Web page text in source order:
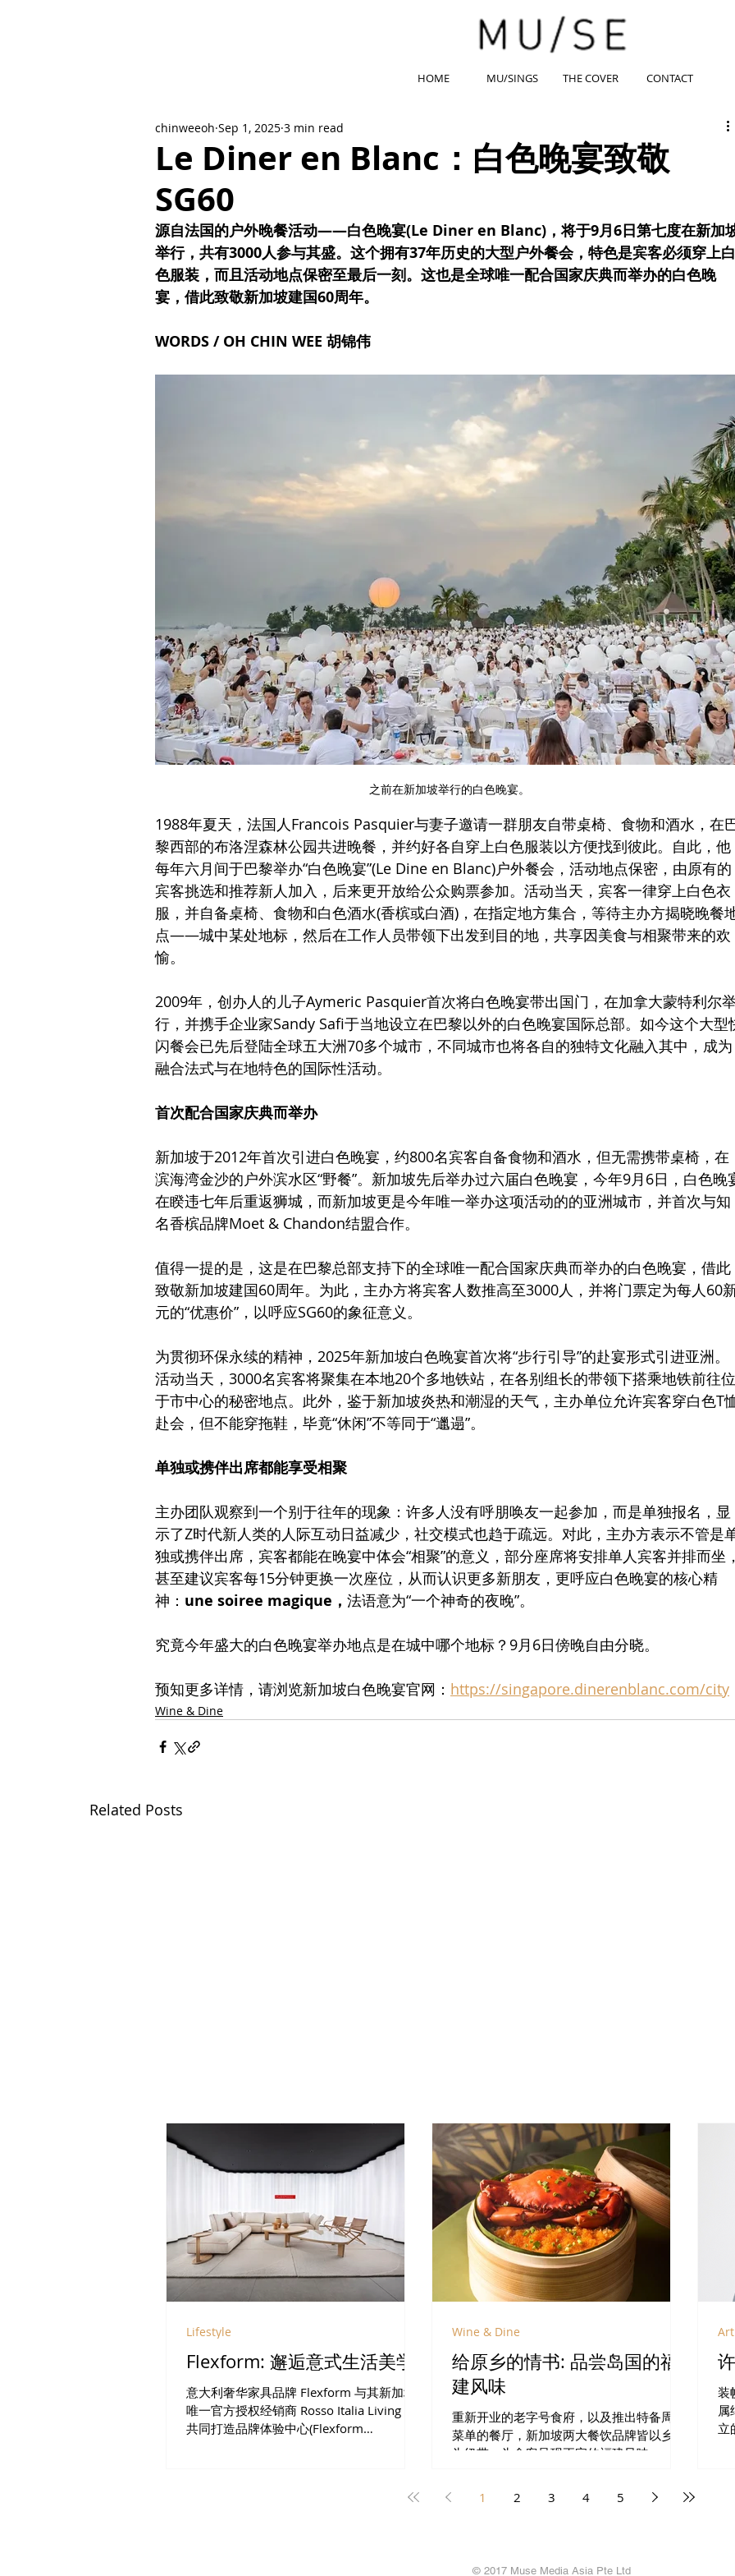
HOME MU/SINGS THE COVER CONTACT
Le Diner en Blanc：白色晚宴致敬
SG60
chinweeoh Sep 1, 2025 3 min read
源自法国的户外晚餐活动——白色晚宴(Le Diner en Blanc)，将于9月6日第七度在新加
举行，共有3000人参与其盛。这个拥有37年历史的大型户外餐会，特色是宾客必须穿上白
色服装，而且活动地点保密至最后一刻。这也是全球唯一配合国家庆典而举办的白色晚
宴，借此致敬新加坡建国60周年。
WORDS / OH CHIN WEE 胡锦伟
之前在新加坡举行的白色晚宴。
1988年夏天，法国人Francois Pasquier与妻子邀请一群朋友自带桌椅、食物和酒水，在
黎西部的布洛涅森林公园共进晚餐，并约好各自穿上白色服装以方便找到彼此。自此，他
每年六月间于巴黎举办“白色晚宴”(Le Dine en Blanc)户外餐会，活动地点保密，由原有的
宾客挑选和推荐新人加入，后来更开放给公众购票参加。活动当天，宾客一律穿上白色衣
服，并自备桌椅、食物和白色酒水(香槟或白酒)，在指定地方集合，等待主办方揭晓晚餐
点——城中某处地标，然后在工作人员带领下出发到目的地，共享因美食与相聚带来的欢
愉。
2009年，创办人的儿子Aymeric Pasquier首次将白色晚宴带出国门，在加拿大蒙特利尔
行，并携手企业家Sandy Safi于当地设立在巴黎以外的白色晚宴国际总部。如今这个大型
闪餐会已先后登陆全球五大洲70多个城市，不同城市也将各自的独特文化融入其中，成为
融合法式与在地特色的国际性活动。
首次配合国家庆典而举办
新加坡于2012年首次引进白色晚宴，约800名宾客自备食物和酒水，但无需携带桌椅，在
滨海湾金沙的户外滨水区“野餐”。新加坡先后举办过六届白色晚宴，今年9月6日，白色晚
在睽违七年后重返狮城，而新加坡更是今年唯一举办这项活动的的亚洲城市，并首次与知
名香槟品牌Moet & Chandon结盟合作。
值得一提的是，这是在巴黎总部支持下的全球唯一配合国家庆典而举办的白色晚宴，借此
致敬新加坡建国60周年。为此，主办方将宾客人数推高至3000人，并将门票定为每人60
元的“优惠价”，以呼应SG60的象征意义。
为贯彻环保永续的精神，2025年新加坡白色晚宴首次将“步行引导”的赴宴形式引进亚洲。
活动当天，3000名宾客将聚集在本地20个多地铁站，在各别组长的带领下搭乘地铁前往位
于市中心的秘密地点。此外，鉴于新加坡炎热和潮湿的天气，主办单位允许宾客穿白色T
赴会，但不能穿拖鞋，毕竟“休闲”不等同于“邋遢”。
单独或携伴出席都能享受相聚
主办团队观察到一个别于往年的现象：许多人没有呼朋唤友一起参加，而是单独报名，显
示了Z时代新人类的人际互动日益减少，社交模式也趋于疏远。对此，主办方表示不管是
独或携伴出席，宾客都能在晚宴中体会“相聚”的意义，部分座席将安排单人宾客并排而坐，
甚至建议宾客每15分钟更换一次座位，从而认识更多新朋友，更呼应白色晚宴的核心精
神： une soiree magique， 法语意为“一个神奇的夜晚”。
究竟今年盛大的白色晚宴举办地点是在城中哪个地标？9月6日傍晚自由分晓。
预知更多详情，请浏览新加坡白色晚宴官网： https://singapore.dinerenblanc.com/city
Wine & Dine
Related Posts
新加坡不可错过的周末早午餐 SG60：美酒佳肴为新加坡庆生
Flexform: 邂逅意式生活美学
意大利奢华家具品牌 Flexform 与其新加坡
唯一官方授权经销商 Rosso Italia Living，
共同打造品牌体验中心(Flexform
Lifestyle
给原乡的情书: 品尝岛国的福
建风味
重新开业的老字号食府，以及推出特备周年
菜单的餐厅，新加坡两大餐饮品牌皆以乡情
为纽带，为食客呈现正宗的福建风味。
Wine & Dine
装
属
立
1 2 3 4 5
© 2017 Muse Media Asia Pte Ltd